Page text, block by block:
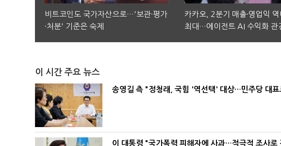
비트코인도 국가자산으로…'보관·평가
·처분' 기준은 숙제
카카오, 2분기 매출·영업익 역
최대…에이전트 AI 수익화 관
이 시간 주요 뉴스
송영길 측 "정청래, 국힘 '역선택' 대상…민주당 대표
이 대통령 "국가폭력 피해자에 사과…적극적 조사로